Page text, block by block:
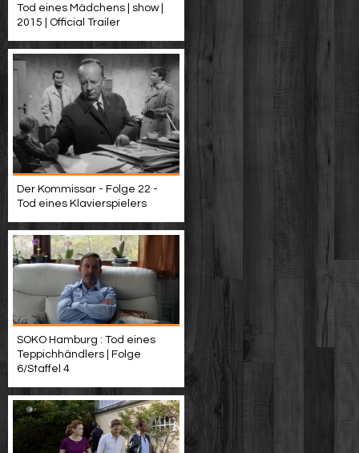
Tod eines Mädchens | show |
2015 | Official Trailer
Der Kommissar - Folge 22 -
Tod eines Klavierspielers
SOKO Hamburg : Tod eines
Teppichhändlers | Folge
6/Staffel 4